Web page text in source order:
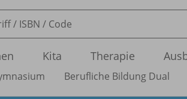
Kita Therapie
Berufliche Bildung Dual